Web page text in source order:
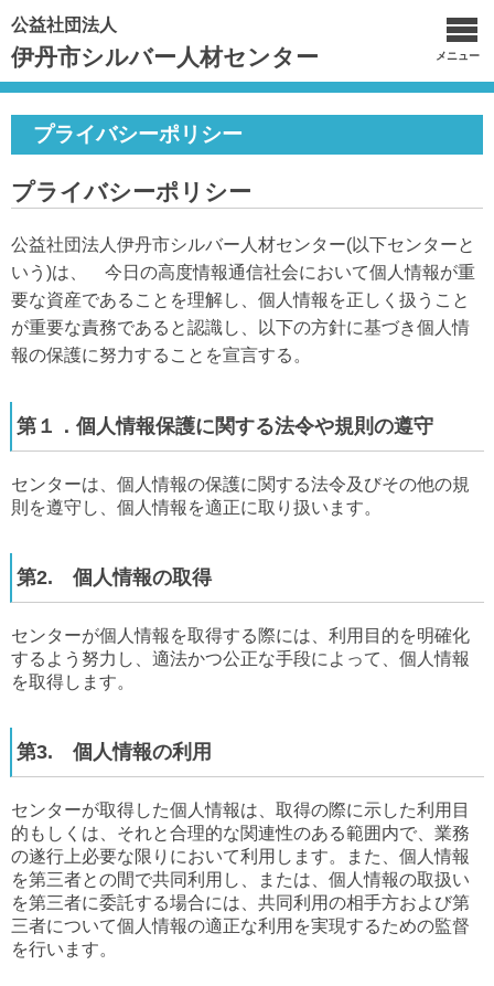
公益社団法人
伊丹市シルバー人材センター メニュー
プライバシーポリシー
プライバシーポリシー
公益社団法人伊丹市シルバー人材センター(以下センターと
いう)は、 今日の高度情報通信社会において個人情報が重
要な資産であることを理解し、個人情報を正しく扱うこと
が重要な責務であると認識し、以下の方針に基づき個人情
報の保護に努力することを宣言する。
第１．個人情報保護に関する法令や規則の遵守
センターは、個人情報の保護に関する法令及びその他の規
則を遵守し、個人情報を適正に取り扱います。
第2. 個人情報の取得
センターが個人情報を取得する際には、利用目的を明確化
するよう努力し、適法かつ公正な手段によって、個人情報
を取得します。
第3. 個人情報の利用
センターが取得した個人情報は、取得の際に示した利用目
的もしくは、それと合理的な関連性のある範囲内で、業務
の遂行上必要な限りにおいて利用します。また、個人情報
を第三者との間で共同利用し、または、個人情報の取扱い
を第三者に委託する場合には、共同利用の相手方および第
三者について個人情報の適正な利用を実現するための監督
を行います。